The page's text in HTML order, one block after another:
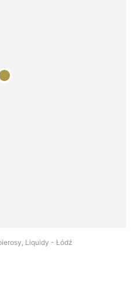
Liquidy - Łódź